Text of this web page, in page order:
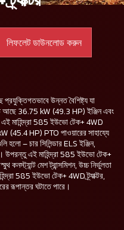
লিফলেট ডাউনলোড করুন
প্রযুক্তিগতভাবে উন্নত বৈশিষ্ট্য যা
আছে 36.75 kW (49.3 HP) ইঞ্জিন এবং
মাহিন্দ্রা 585 ইউভো টেক+ 4WD
(45.4 HP) PTO পাওয়ারের সাহায্যে
হলো – চার সিলিন্ডার ELS ইঞ্জিন,
উপরন্তু এই মাহিন্দ্রা 585 ইউভো টেক+
কনস্ট্যান্ট মেশ ট্রান্সমিশন, উচ্চ নির্ভুলতা
585 ইউভো টেক+ 4WD ট্র্যাক্টর,
রূপান্তর ঘটাতে পারে।